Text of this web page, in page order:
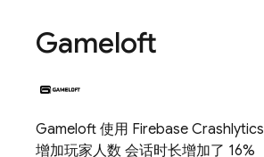
Gameloft
Gameloft 使用 Firebase Crashlytics
增加玩家人数 会话时长增加了 16%